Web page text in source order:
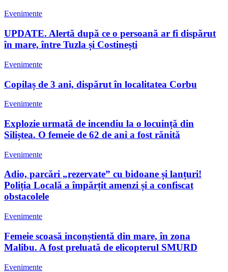
Evenimente
UPDATE. Alertă după ce o persoană ar fi dispărut
în mare, între Tuzla și Costinești
Evenimente
Copilaș de 3 ani, dispărut în localitatea Corbu
Evenimente
Explozie urmată de incendiu la o locuință din
Siliștea. O femeie de 62 de ani a fost rănită
Evenimente
Adio, parcări „rezervate” cu bidoane și lanțuri!
Poliția Locală a împărțit amenzi și a confiscat
obstacolele
Evenimente
Femeie scoasă inconștientă din mare, în zona
Malibu. A fost preluată de elicopterul SMURD
Evenimente